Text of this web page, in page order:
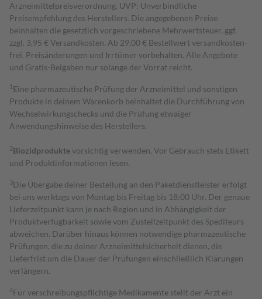
Arzneimittelpreisverordnung. UVP: Unverbindliche
Preisempfehlung des Herstellers. Die angegebenen Preise
beinhalten die gesetzlich vorgeschriebene Mehrwertsteuer, ggf.
zzgl. 3,95 € Versandkosten. Ab 29,00 € Bestell­wert versand­kosten­
frei. Preisänderungen und Irrtümer vorbehalten. Alle Angebote
und Gratis-Beigaben nur solange der Vorrat reicht.
1 Eine pharmazeutische Prüfung der Arzneimittel und sonstigen
Produkte in deinem Warenkorb beinhaltet die Durchführung von
Wechselwirkungschecks und die Prüfung etwaiger
Anwendungshinweise des Herstellers.
2Biozidproduktevorsichtig verwenden. Vor Gebrauch stets Etikett
und Produktinformationen lesen.
3Die Übergabe deiner Bestellung an den Paketdienstleister erfolgt
bei uns werktags von Montag bis Freitag bis 18:00 Uhr. Der genaue
Lieferzeitpunkt kann je nach Region und in Abhängigkeit der
Produktverfügbarkeit sowie vom Zustellzeitpunkt des Spediteurs
abweichen. Darüber hinaus können notwendige pharmazeutische
Prüfungen, die zu deiner Arzneimittelsicherheit dienen, die
Lieferfrist um die Dauer der Prüfungen einschließlich Klärungen
verlängern.
4Für verschreibungspflichtige Medikamente stellt der Arzt ein